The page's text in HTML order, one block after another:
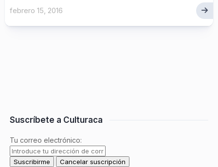
febrero 15, 2016
Suscríbete a Culturaca
Tu correo electrónico: